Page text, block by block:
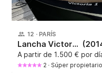
12 · PARÍS
Lancha VictoriaSloep Luxury Boat Open 11m 315CV
A partir de 1.500 € por
2 · Súper propietario